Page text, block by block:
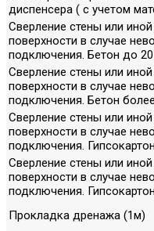
диспенсера ( с учетом
Сверление стены или
поверхности в случае
подключения. Бетон до
Сверление стены или
поверхности в случае
подключения. Бетон
Сверление стены или
поверхности в случае
подключения.
Сверление стены или
поверхности в случае
подключения.
Прокладка дренажа (1м)